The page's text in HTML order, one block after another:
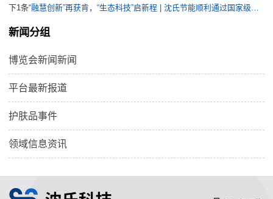
下1条
新闻分组
博览会新闻新闻
平台最新报道
护肤品事件
领域信息资讯